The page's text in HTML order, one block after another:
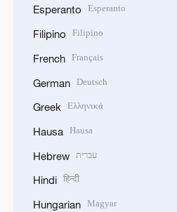
Esperanto Esperanto
Filipino Filipino
French Français
German Deutsch
Greek Ελληνικά
Hausa Hausa
Hebrew עברית
Hindi हिन्दी
Hungarian Magyar